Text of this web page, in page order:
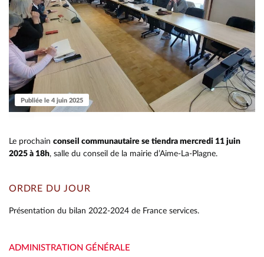
RETOUR
RETOUR
RETOUR
Publiée le 4 juin 2025
Le prochain conseil communautaire se tiendra mercredi 11 juin
2025 à 18h, salle du conseil de la mairie d’Aime-La-Plagne.
ORDRE DU JOUR
Présentation du bilan 2022-2024 de France services.
ADMINISTRATION GÉNÉRALE